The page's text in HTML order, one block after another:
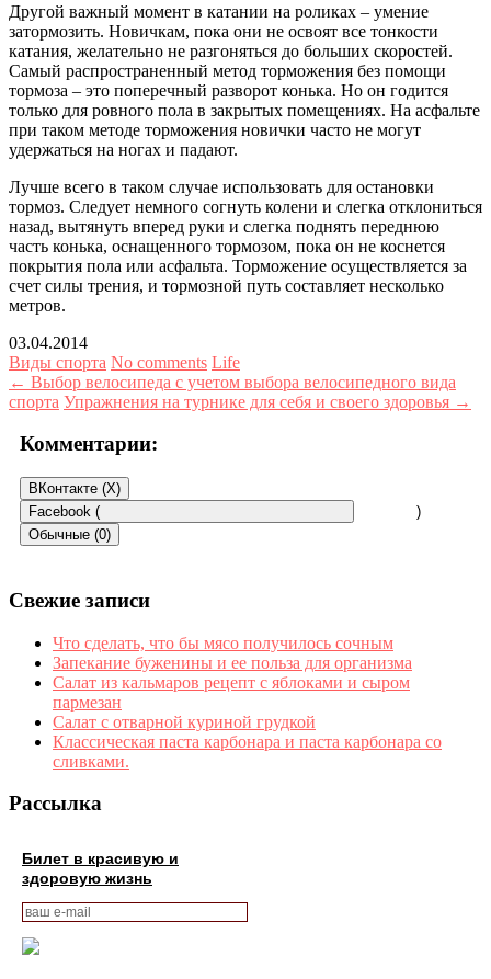
Другой важный момент в катании на роликах – умение
затормозить. Новичкам, пока они не освоят все тонкости
катания, желательно не разгоняться до больших скоростей.
Самый распространенный метод торможения без помощи
тормоза – это поперечный разворот конька. Но он годится
только для ровного пола в закрытых помещениях. На асфальте
при таком методе торможения новички часто не могут
удержаться на ногах и падают.
Лучше всего в таком случае использовать для остановки
тормоз. Следует немного согнуть колени и слегка отклониться
назад, вытянуть вперед руки и слегка поднять переднюю
часть конька, оснащенного тормозом, пока он не коснется
покрытия пола или асфальта. Торможение осуществляется за
счет силы трения, и тормозной путь составляет несколько
метров.
03.04.2014
Виды спорта No comments Life
← Выбор велосипеда с учетом выбора велосипедного вида
спорта Упражнения на турнике для себя и своего здоровья →
Комментарии:
ВКонтакте (X)
Facebook (
)
Обычные (0)
Свежие записи
Что сделать, что бы мясо получилось сочным
Запекание буженины и ее польза для организма
Салат из кальмаров рецепт с яблоками и сыром
пармезан
Салат с отварной куриной грудкой
Классическая паста карбонара и паста карбонара со
сливками.
Рассылка
Билет в красивую и
здоровую жизнь